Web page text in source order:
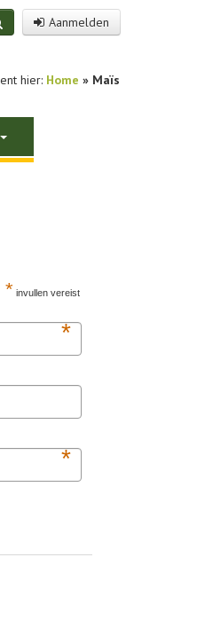
Aanmelden
hier: Home » Maïs
* invullen vereist
*
*